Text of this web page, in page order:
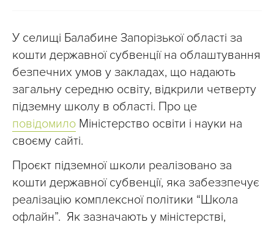
У селищі Балабине Запорізької області за
кошти державної субвенції на облаштування
безпечних умов у закладах, що надають
загальну середню освіту, відкрили четверту
підземну школу в області. Про це
повідомило Міністерство освіти і науки на
своєму сайті.
Проєкт підземної школи реалізовано за
кошти державної субвенції, яка забеззпечує
реалізацію комплексної політики “Школа
офлайн”. Як зазначають у міністерстві,